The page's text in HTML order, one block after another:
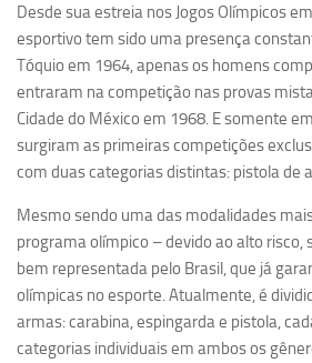
Desde sua estreia nos Jogos Olímpicos
esportivo tem sido uma presença
Tóquio em 1964, apenas os homens
entraram na competição nas provas
Cidade do México em 1968. E somente
surgiram as primeiras competições
com duas categorias distintas: pistola de
Mesmo sendo uma das modalidades
programa olímpico – devido ao alto risco,
bem representada pelo Brasil, que já
olímpicas no esporte. Atualmente, é
armas: carabina, espingarda e pistola,
categorias individuais em ambos os